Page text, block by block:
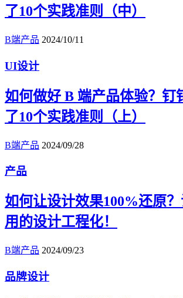
了10个实践准则（中）
B端产品 2024/10/11
UI设计
如何做好 B 端产品体验？钉
了10个实践准则（上）
B端产品 2024/09/28
产品
如何让设计效果100%还原
用的设计工程化！
B端产品 2024/09/23
品牌设计